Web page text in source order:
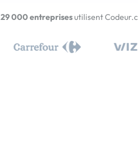
29 000 entreprisesutilisent